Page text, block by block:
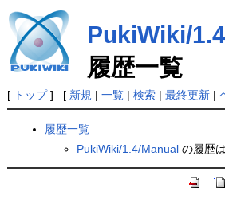
PukiWiki/
履歴一覧
[ トップ] [ 新規 | 一覧| 検索| 最終更新|
履歴一覧
PukiWiki/1.4/Manual の履歴